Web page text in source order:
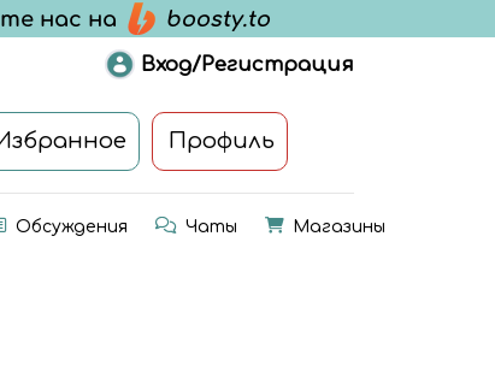
Вход/Регистрация
Профиль
Обсуждения Чаты Магазины